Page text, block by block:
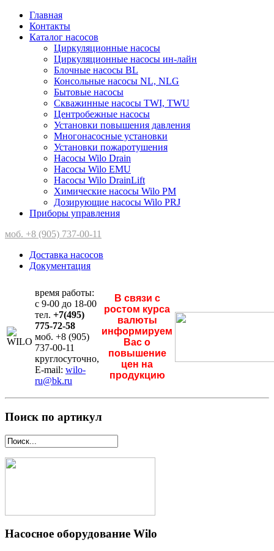
Главная
Контакты
Каталог насосов
Циркуляционные насосы
Циркуляционные насосы ин-лайн
Блочные насосы BL
Консольные насосы NL, NLG
Бытовые насосы
Скважинные насосы TWI, TWU
Центробежные насосы
Установки повышения давления
Многонасосные установки
Установки пожаротушения
Насосы Wilo Drain
Насосы Wilo EMU
Насосы Wilo DrainLift
Химические насосы Wilo PM
Дозирующие насосы Wilo PRJ
Приборы управления
моб. +8 (905) 737-00-11
Доставка насосов
Документация
время работы:
с 9-00 до 18-00
тел. +7(495)
775-72-58
моб. +8 (905)
737-00-11
круглосуточно,
E-mail: wilo-
ru@bk.ru
В связи с
ростом курса
валюты
информируем
Вас о
повышение
цен на
продукцию
Поиск по артикул
Насосное оборудование Wilo